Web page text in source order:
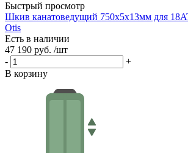
Быстрый просмотр
Шкив канатоведущий 750х5х13мм для
Otis
Есть в наличии
47 190 руб. /шт
-
+
В корзину